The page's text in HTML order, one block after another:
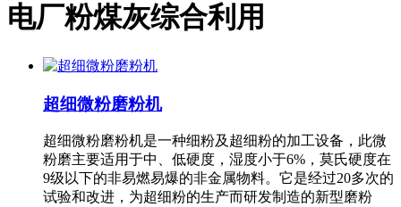
电厂粉煤灰综合利用
超细微粉磨粉机
超细微粉磨粉机是一种细粉及超细粉的加工设备，此微
粉磨主要适用于中、低硬度，湿度小于6%，莫氏硬度在
9级以下的非易燃易爆的非金属物料。它是经过20多次的
试验和改进，为超细粉的生产而研发制造的新型磨粉